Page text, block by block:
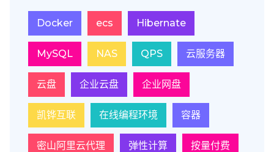
Docker ecs Hibernate
MySQL NAS QPS 云服务器
云盘 企业云盘 企业网盘
凯铧互联 在线编程环境 容器
密山阿里云代理 弹性计算 按量付费